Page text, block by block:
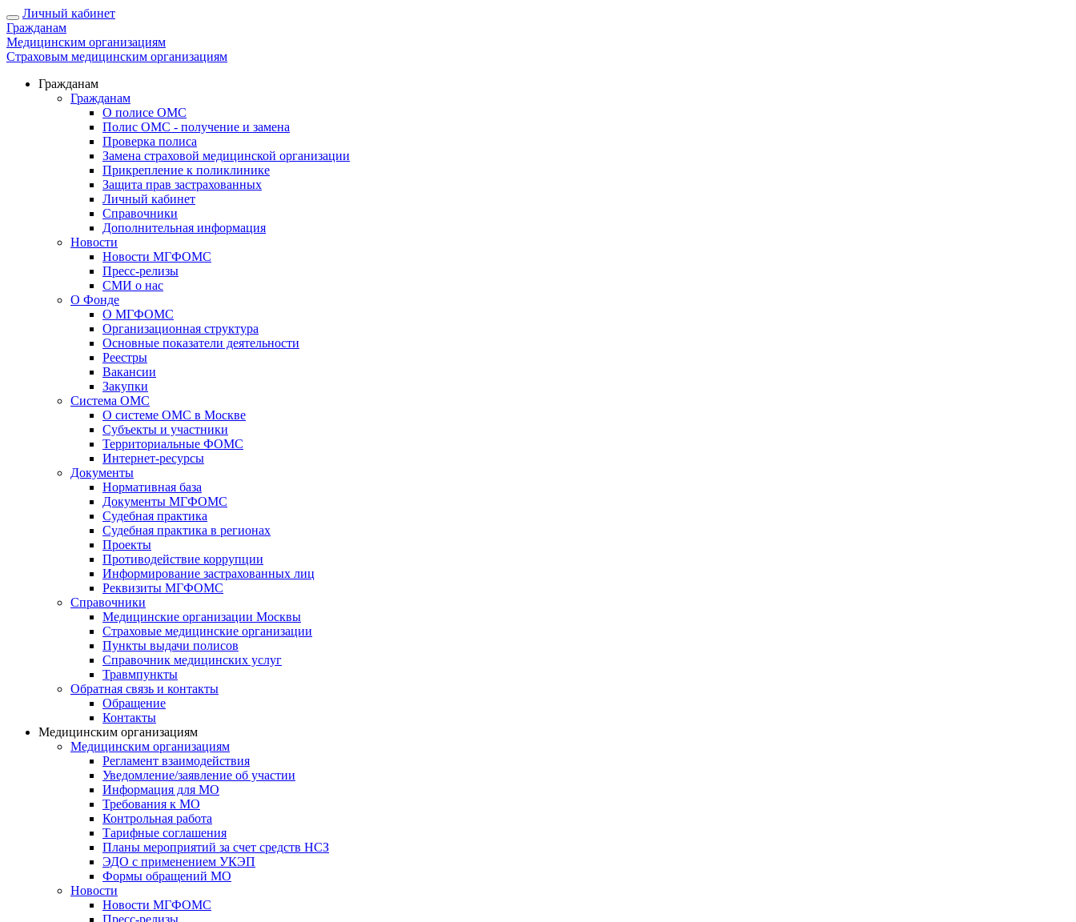
Личный кабинет
Гражданам
Медицинским организациям
Страховым медицинским организациям
Гражданам
Гражданам
О полисе ОМС
Полис ОМС - получение и замена
Проверка полиса
Замена страховой медицинской организации
Прикрепление к поликлинике
Защита прав застрахованных
Личный кабинет
Справочники
Дополнительная информация
Новости
Новости МГФОМС
Пресс-релизы
СМИ о нас
О Фонде
О МГФОМС
Организационная структура
Основные показатели деятельности
Реестры
Вакансии
Закупки
Система ОМС
О системе ОМС в Москве
Субъекты и участники
Территориальные ФОМС
Интернет-ресурсы
Документы
Нормативная база
Документы МГФОМС
Судебная практика
Судебная практика в регионах
Проекты
Противодействие коррупции
Информирование застрахованных лиц
Реквизиты МГФОМС
Справочники
Медицинские организации Москвы
Страховые медицинские организации
Пункты выдачи полисов
Справочник медицинских услуг
Травмпункты
Обратная связь и контакты
Обращение
Контакты
Медицинским организациям
Медицинским организациям
Регламент взаимодействия
Уведомление/заявление об участии
Информация для МО
Требования к МО
Контрольная работа
Тарифные соглашения
Планы мероприятий за счет средств НСЗ
ЭДО с применением УКЭП
Формы обращений МО
Новости
Новости МГФОМС
Пресс-релизы